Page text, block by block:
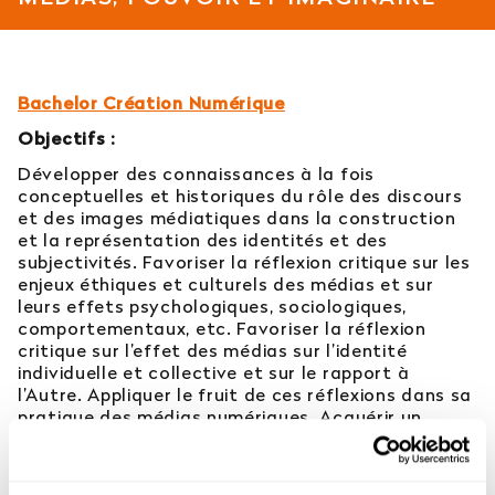
Bachelor Création Numérique
Objectifs :
Développer des connaissances à la fois
conceptuelles et historiques du rôle des discours
et des images médiatiques dans la construction
et la représentation des identités et des
subjectivités. Favoriser la réflexion critique sur les
enjeux éthiques et culturels des médias et sur
leurs effets psychologiques, sociologiques,
comportementaux, etc. Favoriser la réflexion
critique sur l’effet des médias sur l’identité
individuelle et collective et sur le rapport à
l’Autre. Appliquer le fruit de ces réflexions dans sa
pratique des médias numériques. Acquérir un
bagage culturel et théorique permettant de saisir
les liens importants entre l’image, l’imaginaire, la
Est-il possible d’intégrer l’école en 2e ou 3e
Quelles sont les poursuites d’études ?
Afficher plus
Orientation : vous ne trouvez
pas votre réponse ?
Contactez notre service orientation